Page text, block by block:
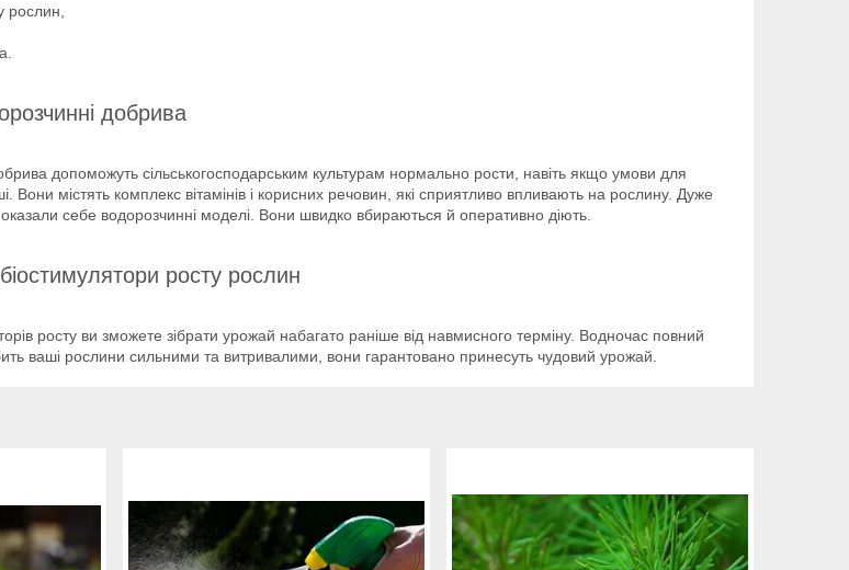
рослин,
добрива
допоможуть сільськогосподарським культурам нормально рости, навіть якщо умови для
Вони містять комплекс вітамінів і корисних речовин, які сприятливо впливають на рослину. Дуже
себе водорозчинні моделі. Вони швидко вбираються й оперативно діють.
росту рослин
росту ви зможете зібрати урожай набагато раніше від навмисного терміну. Водночас повний
ваші рослини сильними та витривалими, вони гарантовано принесуть чудовий урожай.